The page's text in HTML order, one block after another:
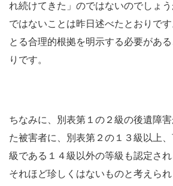
れ続けてきた」のではないのでしょ
ではないことは昨日述べたとおりで
とる合理的根拠を明示する必要があ
りです。
ちなみに、別表第１の２級の後遺障
た被害者に、別表第２の１３級以上
級である１４級以外の等級も認定され
それほど珍しくはないものと考えら